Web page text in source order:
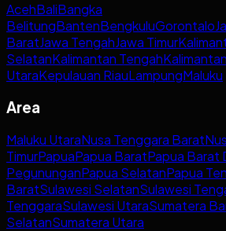
AcehBaliBangka
BelitungBantenBengkuluGorontalo
BaratJawa TengahJawa Timur
SelatanKalimantan Tengah
UtaraKepulauan RiauLampungMaluku
Area
Maluku UtaraNusa Tenggara Barat
TimurPapuaPapua BaratPapua Barat
PegununganPapua SelatanPapua
BaratSulawesi SelatanSulawesi
TenggaraSulawesi UtaraSumatera
SelatanSumatera Utara